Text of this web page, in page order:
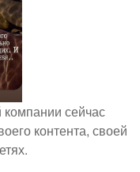
компании сейчас
контента, своей